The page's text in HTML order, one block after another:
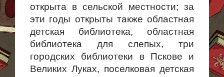
открыта в сельской местности; за
эти годы открыты также областная
детская библиотека, областная
библиотека для слепых, три
городских библиотеки в Пскове и
Великих Луках, поселковая детская